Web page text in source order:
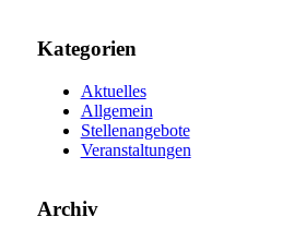
Kategorien
Aktuelles
Allgemein
Stellenangebote
Veranstaltungen
Archiv